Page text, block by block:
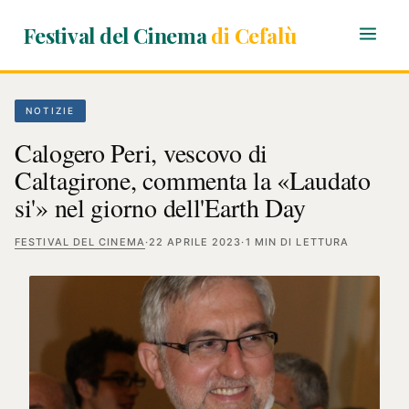
Festival del Cinemadi Cefalù
NOTIZIE
Calogero Peri, vescovo di
Caltagirone, commenta la «Laudato
si'» nel giorno dell'Earth Day
FESTIVAL DEL CINEMA·22 APRILE 2023·1 MIN DI LETTURA